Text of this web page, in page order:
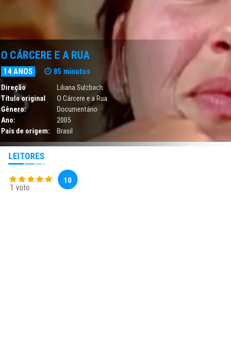
O CÁRCERE E A RUA
14 ANOS 85 minutos
Direção
Liliana Sulzbach
Título original
O Cárcere e a Rua
Gênero:
Documentário
Ano:
2005
País de origem:
Brasil
LEITORES
1 voto
10